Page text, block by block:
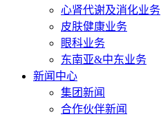
心肾代谢及消化业务
皮肤健康业务
眼科业务
东南亚&中东业务
新闻中心
集团新闻
合作伙伴新闻